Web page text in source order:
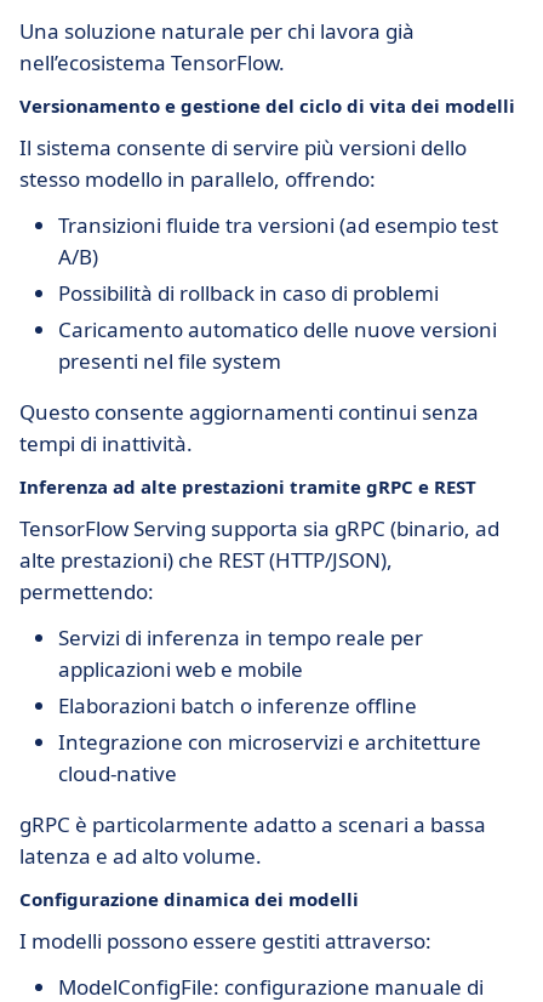
Una soluzione naturale per chi lavora già
nell’ecosistema TensorFlow.
Versionamento e gestione del ciclo di vita dei modelli
Il sistema consente di servire più versioni dello
stesso modello in parallelo, offrendo:
Transizioni fluide tra versioni (ad esempio test
A/B)
Possibilità di rollback in caso di problemi
Caricamento automatico delle nuove versioni
presenti nel file system
Questo consente aggiornamenti continui senza
tempi di inattività.
Inferenza ad alte prestazioni tramite gRPC e REST
TensorFlow Serving supporta sia gRPC (binario, ad
alte prestazioni) che REST (HTTP/JSON),
permettendo:
Servizi di inferenza in tempo reale per
applicazioni web e mobile
Elaborazioni batch o inferenze offline
Integrazione con microservizi e architetture
cloud-native
gRPC è particolarmente adatto a scenari a bassa
latenza e ad alto volume.
Configurazione dinamica dei modelli
I modelli possono essere gestiti attraverso:
ModelConfigFile: configurazione manuale di